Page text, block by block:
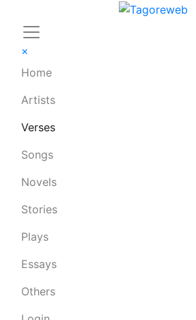
×
Home
Artists
Verses
Songs
Novels
Stories
Plays
Essays
Others